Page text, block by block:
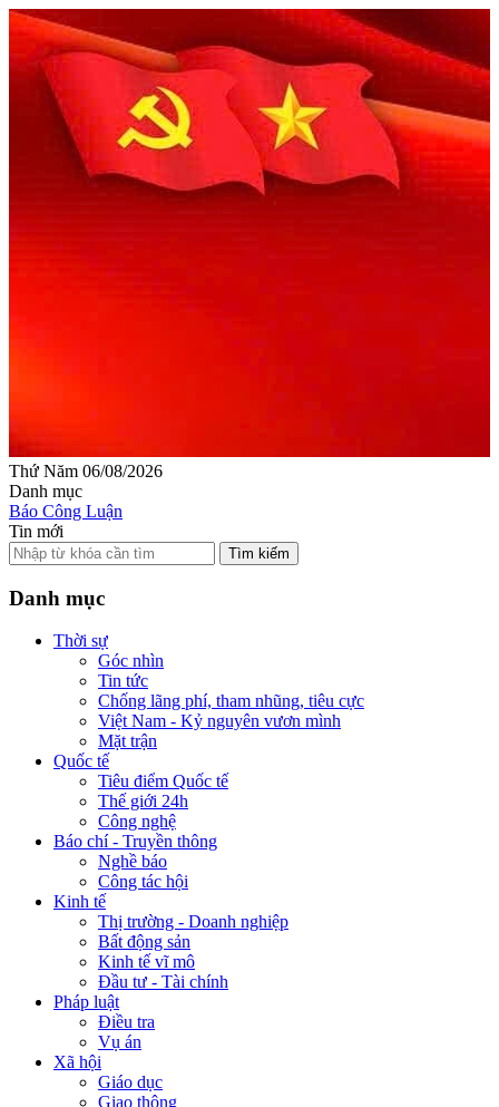
Thứ Năm 06/08/2026
Danh mục
Báo Công Luận
Tin mới
Tìm kiếm
Danh mục
Thời sự
Góc nhìn
Tin tức
Chống lãng phí, tham nhũng, tiêu cực
Việt Nam - Kỷ nguyên vươn mình
Mặt trận
Quốc tế
Tiêu điểm Quốc tế
Thế giới 24h
Công nghệ
Báo chí - Truyền thông
Nghề báo
Công tác hội
Kinh tế
Thị trường - Doanh nghiệp
Bất động sản
Kinh tế vĩ mô
Đầu tư - Tài chính
Pháp luật
Điều tra
Vụ án
Xã hội
Giáo dục
Giao thông